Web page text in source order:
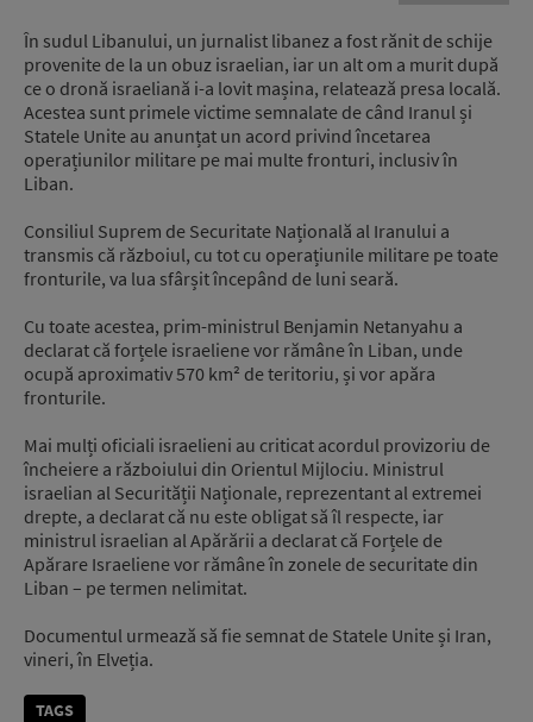
În sudul Libanului, un jurnalist libanez a fost rănit de schije
provenite de la un obuz israelian, iar un alt om a murit după
ce o dronă israeliană i-a lovit mașina, relatează presa locală.
Acestea sunt primele victime semnalate de când Iranul și
Statele Unite au anunțat un acord privind încetarea
operațiunilor militare pe mai multe fronturi, inclusiv în
Liban.
Consiliul Suprem de Securitate Națională al Iranului a
transmis că războiul, cu tot cu operațiunile militare pe toate
fronturile, va lua sfârșit începând de luni seară.
Cu toate acestea, prim-ministrul Benjamin Netanyahu a
declarat că forțele israeliene vor rămâne în Liban, unde
ocupă aproximativ 570 km² de teritoriu, și vor apăra
fronturile.
Mai mulți oficiali israelieni au criticat acordul provizoriu de
încheiere a războiului din Orientul Mijlociu. Ministrul
israelian al Securității Naționale, reprezentant al extremei
drepte, a declarat că nu este obligat să îl respecte, iar
ministrul israelian al Apărării a declarat că Forțele de
Apărare Israeliene vor rămâne în zonele de securitate din
Liban – pe termen nelimitat.
Documentul urmează să fie semnat de Statele Unite și Iran,
vineri, în Elveția.
TAGS